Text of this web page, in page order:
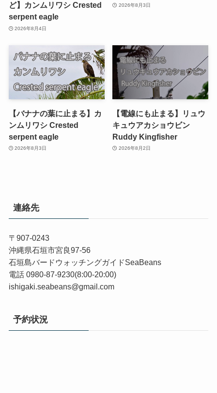
ど】カンムリワシ Crested
serpent eagle
2026年8月4日
2026年8月3日
【バナナの葉に止まる】カ
ンムリワシ Crested
serpent eagle
2026年8月3日
【電線にも止まる】リュウ
キュウアカショウビン
Ruddy Kingfisher
2026年8月2日
連絡先
〒907-0243
沖縄県石垣市宮良97-56
石垣島バードウォッチングガイドSeaBeans
電話 0980-87-9230(8:00-20:00)
ishigaki.seabeans@gmail.com
予約状況